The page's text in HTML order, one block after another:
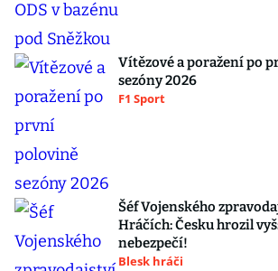
Vítězové a poražení po
sezóny 2026
F1 Sport
Šéf Vojenského
Hráčích: Česku hrozil
nebezpečí!
Blesk hráči